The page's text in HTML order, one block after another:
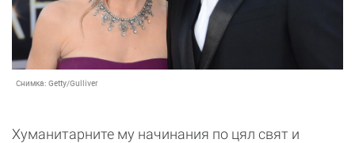
Снимка: Getty/Gulliver
Хуманитарните му начинания по цял свят и